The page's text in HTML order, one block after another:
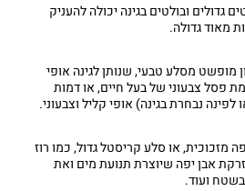
גדולים ובולטים בגינה יכולה להעניק
מאוד גדולה.
מופשט מסלע טבעי, שנותן לגינה אופי
פסל צבעוני של בעל חיים, או דמות
נבחרת בגינה) אופי קליל וצבעוני.
מזכוכית, או סלע קריסטל גדול, כמו רוז
אבן יפה שיוצרת תנועת מים ואת
ועוד.